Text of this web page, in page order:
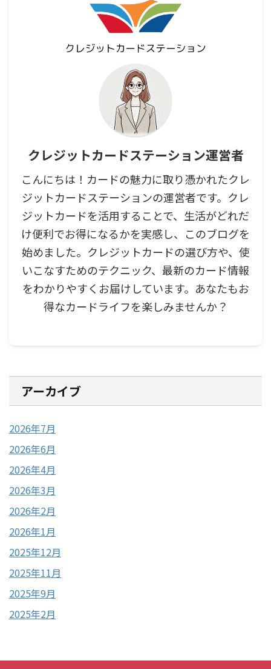
クレジットカードステーション運営者
こんにちは！カードの魅力に取り憑かれたクレ
ジットカードステーションの運営者です。クレ
ジットカードを活用することで、生活がどれだ
け便利でお得になるかを実感し、このブログを
始めました。クレジットカードの選び方や、使
いこなすためのテクニック、最新のカード情報
をわかりやすくお届けしています。あなたもお
得なカードライフを楽しみませんか？
アーカイブ
2026年7月
2026年6月
2026年4月
2026年3月
2026年2月
2026年1月
2025年12月
2025年11月
2025年9月
2025年2月